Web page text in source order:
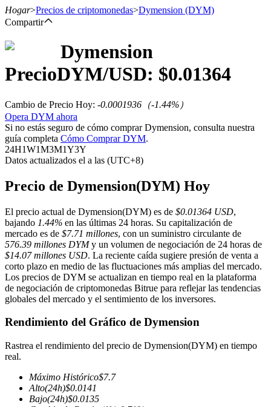
Futuros del USDT
Futuros COIN-M
Futuros de criptomonedas
TradFi
Hogar>Precios de criptomonedas>Dymension (DYM)
Compartir
Dymension
PrecioDYM/USD: $0.01364
Cambio de Precio Hoy: -0.0001936 （-1.44%）
Opera DYM ahora
Si no estás seguro de cómo comprar Dymension, consulta nuestra
guía completa Cómo Comprar DYM.
24H1W1M3M1Y3Y
Datos actualizados el a las (UTC+8)
Precio de Dymension(DYM) Hoy
El precio actual de Dymension(DYM) es de $0.01364 USD,
bajando 1.44% en las últimas 24 horas. Su capitalización de
mercado es de $7.71 millones, con un suministro circulante de
576.39 millones DYMy un volumen de negociación de 24 horas de
$14.07 millones USD. La reciente caída sugiere presión de venta a
corto plazo en medio de las fluctuaciones más amplias del mercado.
Los precios de DYM se actualizan en tiempo real en la plataforma
de negociación de criptomonedas Bitrue para reflejar las tendencias
globales del mercado y el sentimiento de los inversores.
Rendimiento del Gráfico de Dymension
Rastrea el rendimiento del precio de Dymension(DYM) en tiempo
real.
Máximo Histórico$7.7
Alto(24h)$0.0141
Bajo(24h)$0.0135